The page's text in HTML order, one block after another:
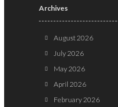
Archives
August 2026
July 2026
May 2026
April 2026
February 2026